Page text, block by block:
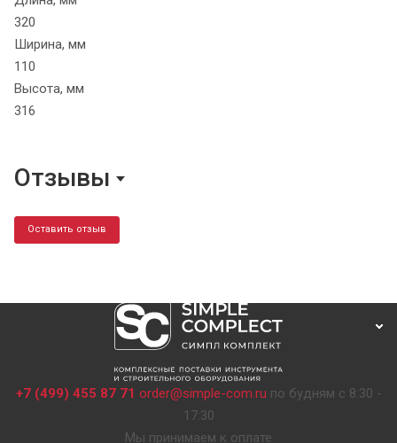
320
Ширина, мм
110
Высота, мм
316
Отзывы
Оставить отзыв
+7 (499) 455 87 71 order@simple-com.ru по будням с 8:30 -
17:30
Мы принимаем к оплате